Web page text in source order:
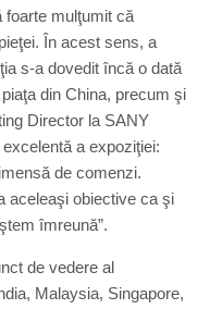
foarte mulţumit că
În acest sens, a
s-a dovedit încă o dată
din China, precum şi
Director la SANY
a expoziţiei:
de comenzi.
aceleaşi obiective ca şi
îmreună”.
de vedere al
Malaysia, Singapore,